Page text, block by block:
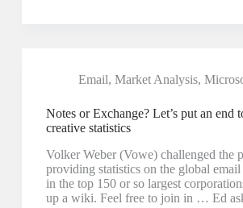
Email, Market Analysis,
Notes or Exchange? Let’s put an end
creative statistics
Volker Weber (Vowe) challenged the
providing statistics on the global email
in the top 150 or so largest
up a wiki. Feel free to join in … Ed